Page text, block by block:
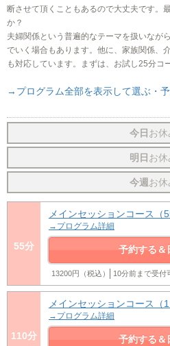
断させて頂くこともあるので大丈夫です。
か？
夫婦関係という普遍的なテーマを扱いなが
でいく場合もあります。他に、家族関係、
も対応しています。まずは、お試し25分コ
→プログラム全部を表示して選ぶ・
今日 お休
明日 お休
今週 お休
55分
メインセッションコース（
→プログラム詳細
予約する＆
13200円（税込） 10分前まで受付
110分
メインセッションコース（
→プログラム詳細
予約する＆